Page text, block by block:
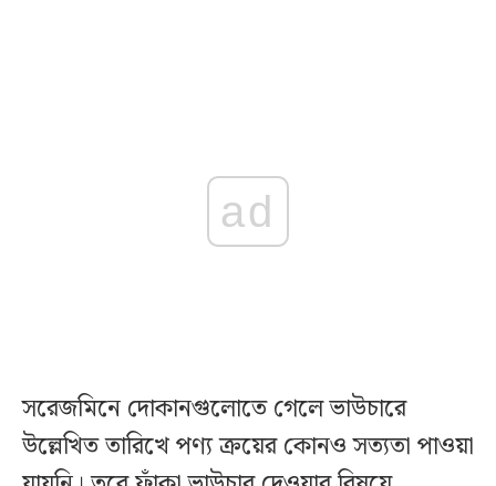
ad
সরেজমিনে দোকানগুলোতে গেলে ভাউচারে
উল্লেখিত তারিখে পণ্য ক্রয়ের কোনও সত্যতা পাওয়া